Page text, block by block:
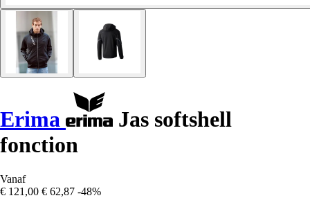
Erima
Jas softshell
fonction
Vanaf
€ 121,00 € 62,87 -48%